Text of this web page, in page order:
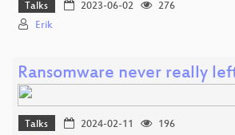
Talks 2023-06-02
276
Erik
Ransomware never really
Talks 2024-02-11
196